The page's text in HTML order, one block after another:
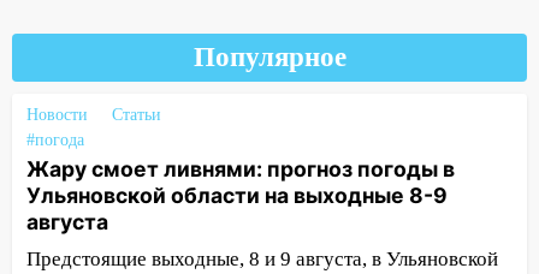
16:51 В Чердаклинском районе
ремонтируют дороги, ставят остановки
и проводят новое освещение
16:35
В Ульяновске установили ещё
девять бункеров для крупногабаритного
мусора
16:26 В Ульяновске бесплатно покажут
матч «Волги» под открытым небом
Популярное
Новости
Статьи
#погода
Жару смоет ливнями: прогноз погоды в
Ульяновской области на выходные 8-9
августа
Предстоящие выходные, 8 и 9 августа, в Ульяновской